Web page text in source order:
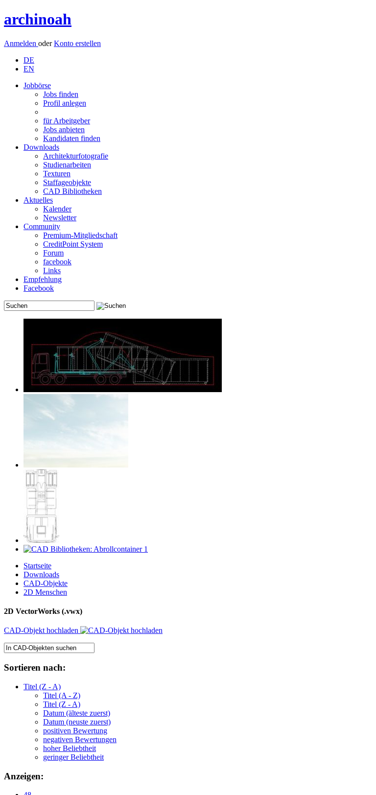
archinoah
Anmelden oderKonto erstellen
DE
EN
Jobbörse
Jobs finden
Profil anlegen
für Arbeitgeber
Jobs anbieten
Kandidaten finden
Downloads
Architekturfotografie
Studienarbeiten
Texturen
Staffageobjekte
CAD Bibliotheken
Aktuelles
Kalender
Newsletter
Community
Premium-Mitgliedschaft
CreditPoint System
Forum
facebook
Links
Empfehlung
Facebook
Startseite
Downloads
CAD-Objekte
2D Menschen
2D VectorWorks (.vwx)
CAD-Objekt hochladen
Sortieren nach:
Titel (Z - A)
Titel (A - Z)
Titel (Z - A)
Datum (älteste zuerst)
Datum (neuste zuerst)
positiven Bewertung
negativen Bewertungen
hoher Beliebtheit
geringer Beliebtheit
Anzeigen: